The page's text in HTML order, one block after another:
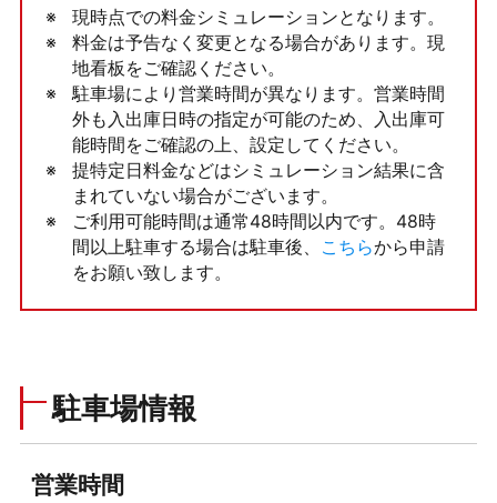
現時点での料金シミュレーションとなります。
料金は予告なく変更となる場合があります。現
地看板をご確認ください。
駐車場により営業時間が異なります。営業時間
外も入出庫日時の指定が可能のため、入出庫可
能時間をご確認の上、設定してください。
提特定日料金などはシミュレーション結果に含
まれていない場合がございます。
ご利用可能時間は通常48時間以内です。48時
間以上駐車する場合は駐車後、
こちらから申請
をお願い致します。
駐車場情報
営業時間